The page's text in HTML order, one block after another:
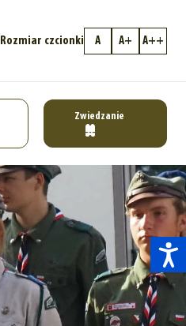
Rozmiar czcionki A A+ A++
Zwiedzanie